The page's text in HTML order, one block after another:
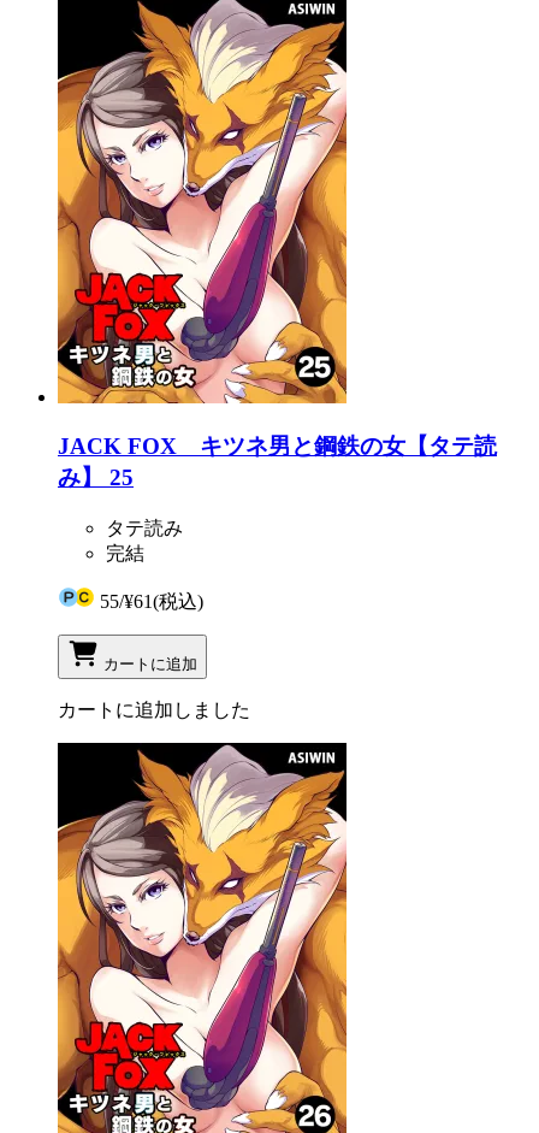
JACK FOX キツネ男と鋼鉄の女【タテ読
み】 25
タテ読み
完結
55/¥61(税込)
カートに追加
カートに追加しました